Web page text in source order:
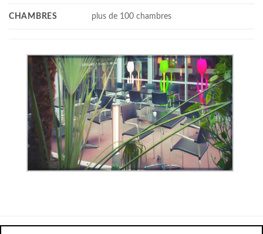
CHAMBRES plus de 100 chambres